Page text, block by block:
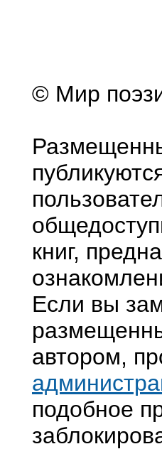
© Мир
книг,
Если вы
автором,
подобное